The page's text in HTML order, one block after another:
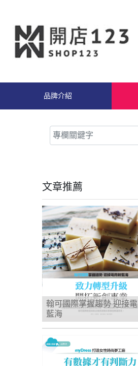
品牌介紹
文章推薦
翰可國際掌握趨勢 迎接
藍海